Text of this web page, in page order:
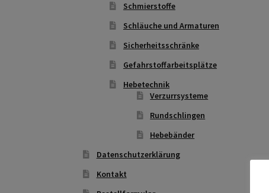
Schmierstoffe
Schläuche und Armaturen
Sicherheitsschränke
Gefahrstoffarbeitsplätze
Hebetechnik
Verzurrsysteme
Rundschlingen
Hebebänder
Datenschutzerklärung
Kontakt